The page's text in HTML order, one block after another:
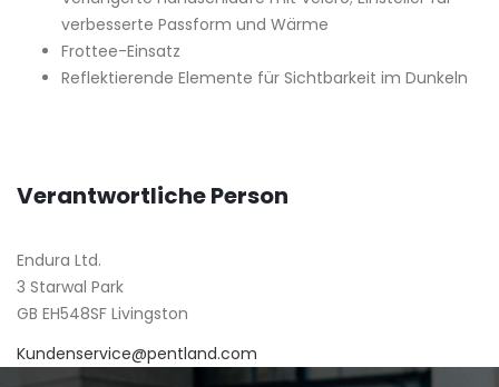
verbesserte Passform und Wärme
Frottee-Einsatz
Reflektierende Elemente für Sichtbarkeit im Dunkeln
Verantwortliche Person
Endura Ltd.
3 Starwal Park
GB EH548SF Livingston
Kundenservice@pentland.com